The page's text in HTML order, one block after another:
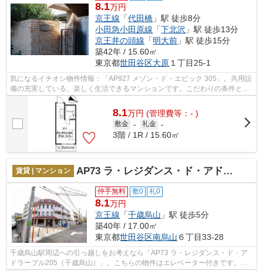
8.1万円
京王線 「代田橋 」駅 徒歩8分
小田急小田原線 「下北沢 」駅 徒歩13分
京王井の頭線 「明大前 」駅 徒歩15分
築42年 / 15.60㎡
東京都世田谷区大原 １丁目25-1
気になるイチオシ物件情報：「AP927 メゾン・ド・エピック 305」。共用設
備の充実している、楽しく生活できるマンションです。こだわりの条件とし
て多い、駅徒歩8分の物件です。ネクス...
8.1万円 (管理費等：- )
敷金 - 礼金 -
3階 / 1R / 15.60㎡
賃貸 | マンション AP73 ラ・レジダンス・ド・アドラーブル205（千歳烏山）
仲手無料 敷0 礼0
8.1万円
京王線 「千歳烏山 」駅 徒歩5分
築40年 / 17.00㎡
東京都世田谷区南烏山 ６丁目33-28
千歳烏山駅周辺への引っ越しをお考えなら「AP73 ラ・レジダンス・ド・ア
ドラーブル205（千歳烏山）」。こちらの物件はエレベーター付きです。防